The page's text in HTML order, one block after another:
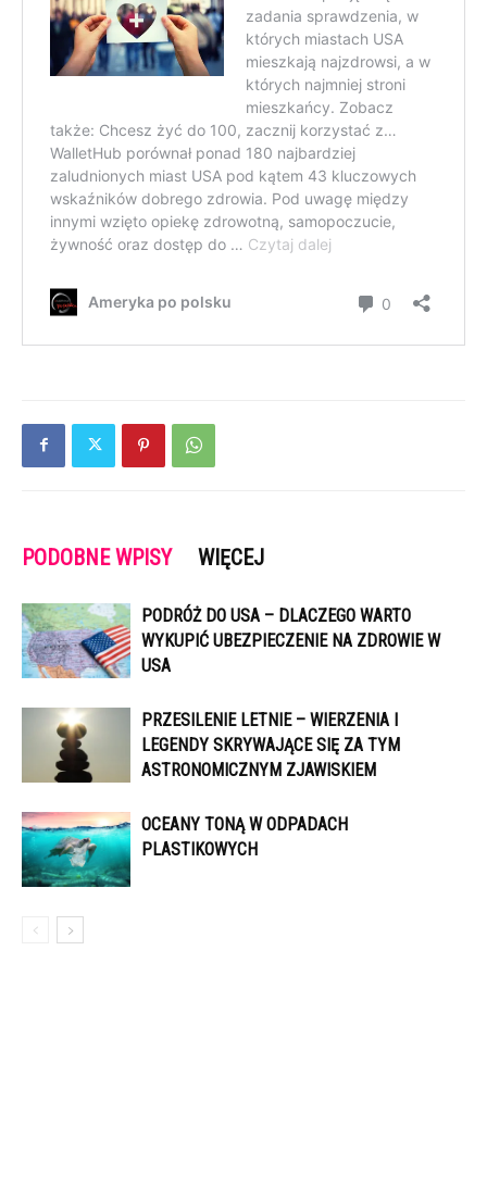
PODOBNE WPISY WIĘCEJ
PODRÓŻ DO USA – DLACZEGO WARTO
WYKUPIĆ UBEZPIECZENIE NA ZDROWIE W
USA
PRZESILENIE LETNIE – WIERZENIA I
LEGENDY SKRYWAJĄCE SIĘ ZA TYM
ASTRONOMICZNYM ZJAWISKIEM
OCEANY TONĄ W ODPADACH
PLASTIKOWYCH